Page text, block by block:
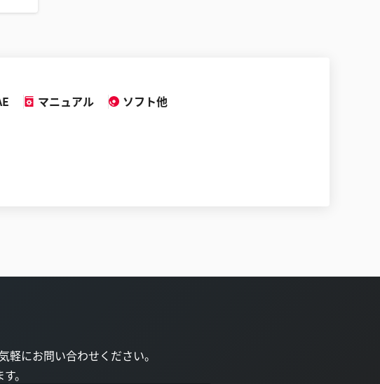
マニュアル
ソフト他
軽にお問い合わせください。
。